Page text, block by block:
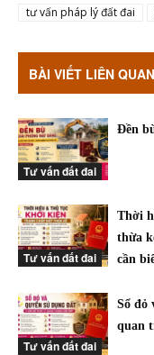
tư vấn pháp lý đất đai
BÀI VIẾT LIÊN QUAN
Tư vấn đất đai
Đền
Tư vấn đất đai
Thời
thừa
cần
Tư vấn đất đai
Sổ đỏ
quan